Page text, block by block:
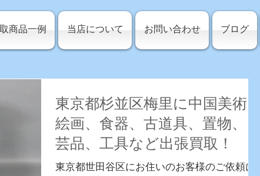
商品一例 当店について お問い合わせ ブログ
東京都杉並区梅里に中国美術、
絵画、食器、古道具、置物、民
芸品、工具など出張買取！
東京都世田谷区にお住いのお客様のご依頼に